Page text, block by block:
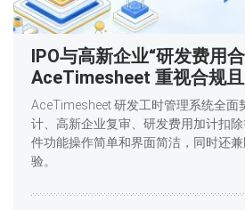
IPO与高新企业“研发费用
AceTimesheet 重视合规
AceTimesheet 研发工时管理系统全面
计、高新企业复审、研发费用加计扣
件功能操作简单和界面简洁，同时还
验。